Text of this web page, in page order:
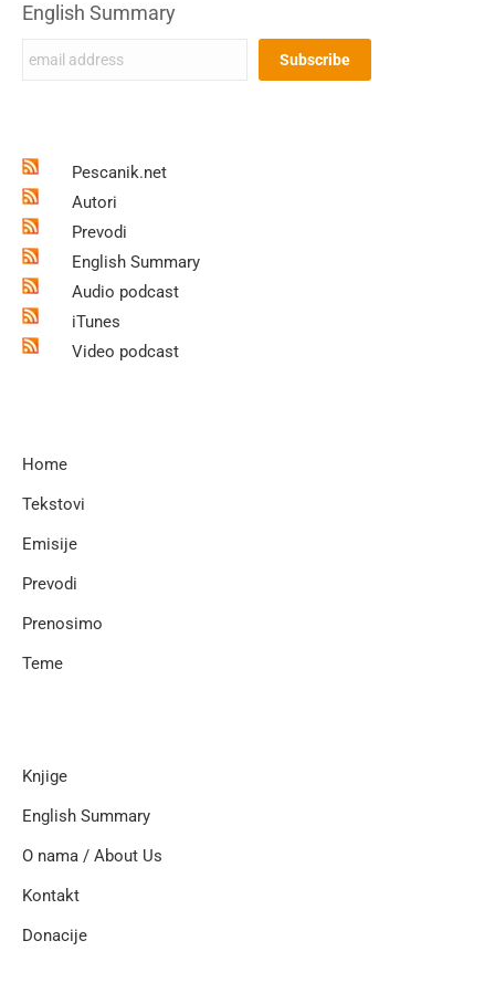
English Summary
Pescanik.net
Autori
Prevodi
English Summary
Audio podcast
iTunes
Video podcast
Home
Tekstovi
Emisije
Prevodi
Prenosimo
Teme
Knjige
English Summary
O nama / About Us
Kontakt
Donacije